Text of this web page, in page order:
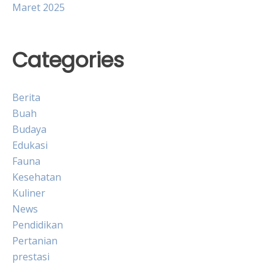
Maret 2025
Categories
Berita
Buah
Budaya
Edukasi
Fauna
Kesehatan
Kuliner
News
Pendidikan
Pertanian
prestasi